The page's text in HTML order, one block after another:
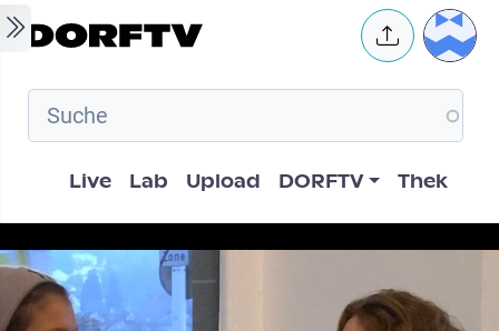
Skip to main content User
Hauptnavigation
Live Lab Upload DORFTV Thek